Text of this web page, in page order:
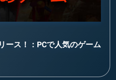
ース！：PCで人気のゲーム